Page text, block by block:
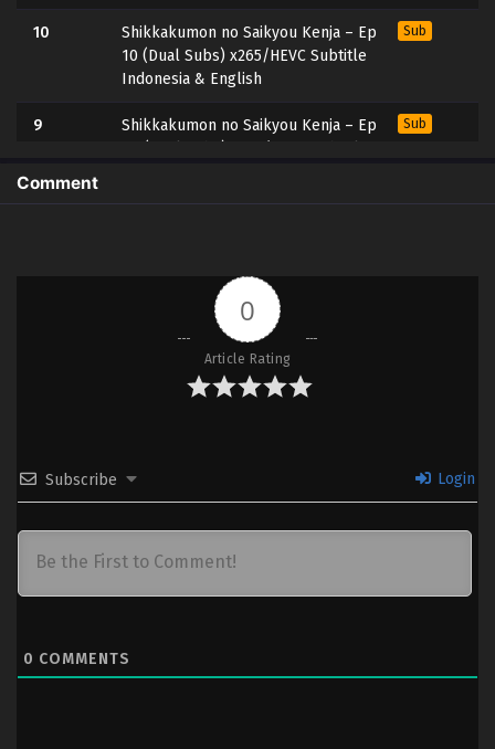
10
Shikkakumon no Saikyou Kenja – Ep
10 (Dual Subs) x265/HEVC Subtitle
Indonesia & English
Sub
9
Shikkakumon no Saikyou Kenja – Ep
Sub
Shikkakumon no Saikyou Kenja – Ep
07 (Dual Subs) x265/HEVC Subtitle
Indonesia & English
Shikkakumon no Saikyou Kenja – Ep
3
Shikkakumon no Saikyou Kenja – Ep
Sub
Comment
0
Article Rating
Subscribe Login
0 COMMENTS